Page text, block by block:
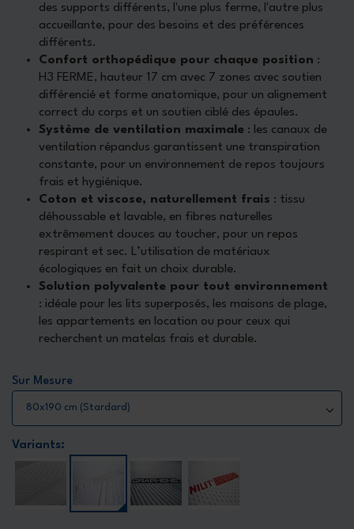
des supports différents, l'une plus ferme, l'autre plus
accueillante, pour des besoins et des préférences
différents.
Confort orthopédique pour chaque position :
H3 FERME, hauteur 17 cm avec 7 zones avec soutien
différencié et forme anatomique, pour un alignement
correct du corps et un soutien ciblé des épaules.
Système de ventilation maximale : les canaux de
ventilation répandus garantissent une transpiration
constante, pour un environnement de repos toujours
frais et hygiénique.
Coton et viscose, naturellement frais : tissu
déhoussable et lavable, en fibres naturelles
extrêmement douces au toucher, pour un repos
respirant et sec. L’utilisation de matériaux
écologiques en fait un choix durable.
Solution polyvalente pour tout environnement
: idéale pour les lits superposés, les maisons de plage,
les appartements en location ou pour ceux qui
recherchent un matelas frais et durable.
Sur Mesure
Variants: